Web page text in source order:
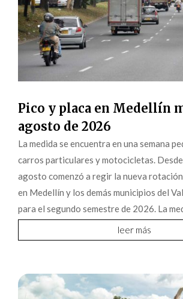
Pico y placa en Medellín
agosto de 2026
La medida se encuentra en una semana
carros particulares y motocicletas.
agosto comenzó a regir la nueva
en Medellín y los demás municipios del
para el segundo semestre de 2026. La
leer más